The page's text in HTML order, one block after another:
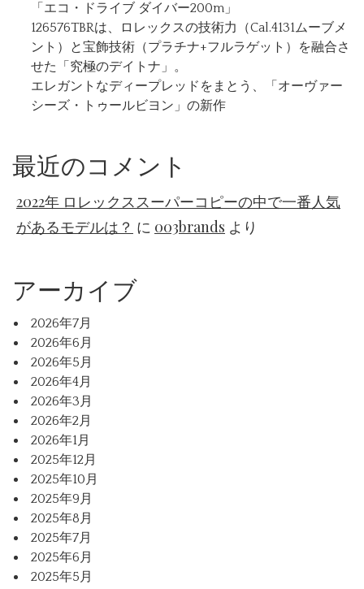
「エコ・ドライブ ダイバー200m」
126576TBRは、ロレックスの技術力（Cal.4131ムーブメ
ント）と宝飾技術（プラチナ+フルラゲット）を融合さ
せた「究極のデイトナ」。
エレガントなディープレッドをまとう、「オーヴァー
シーズ・トゥールビヨン」の新作
最近のコメント
2022年 ロレックススーパーコピーの中で一番人気
があるモデルは？ に 003brands より
アーカイブ
2026年7月
2026年6月
2026年5月
2026年4月
2026年3月
2026年2月
2026年1月
2025年12月
2025年10月
2025年9月
2025年8月
2025年7月
2025年6月
2025年5月